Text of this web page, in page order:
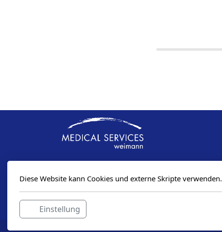
Medical Services Weimann GmbH
8606 Greifensee
Schweiz
Diese Website kann Cookies und externe Skripte verwenden.
Einstellung